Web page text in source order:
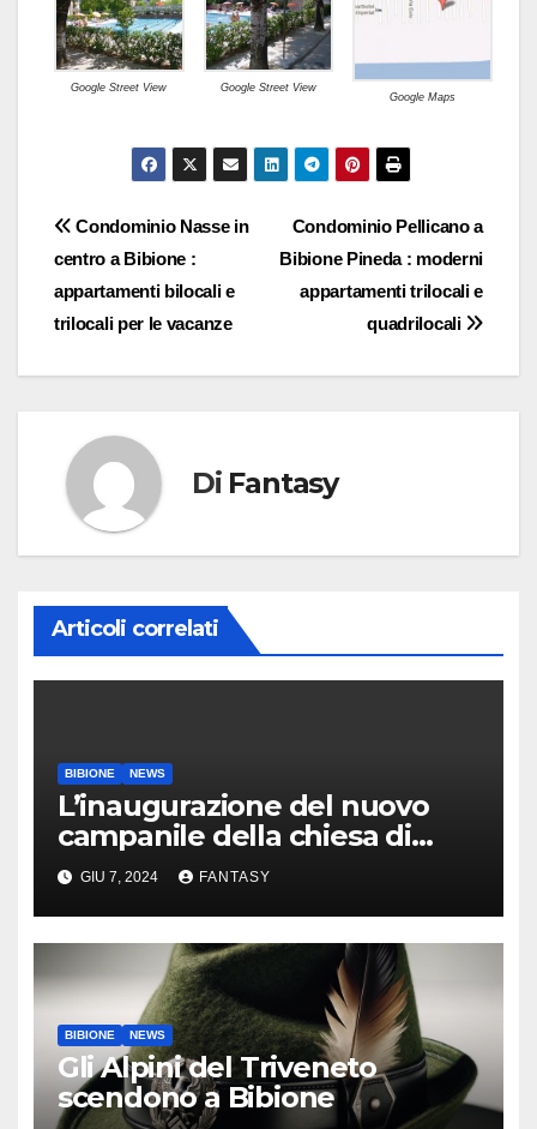
Google Street View
Google Street View
Google Maps
Navigazione
articoli
Condominio Pellicano a
Bibione Pineda : moderni
appartamenti trilocali e
quadrilocali
Condominio Nasse in
centro a Bibione :
appartamenti bilocali e
trilocali per le vacanze
Di Fantasy
Articoli correlati
BIBIONE NEWS
L’inaugurazione del nuovo
campanile della chiesa di
Santa Maria Assunta di
Bibione
GIU 7, 2024 FANTASY
BIBIONE NEWS
Gli Alpini del Triveneto
scendono a Bibione